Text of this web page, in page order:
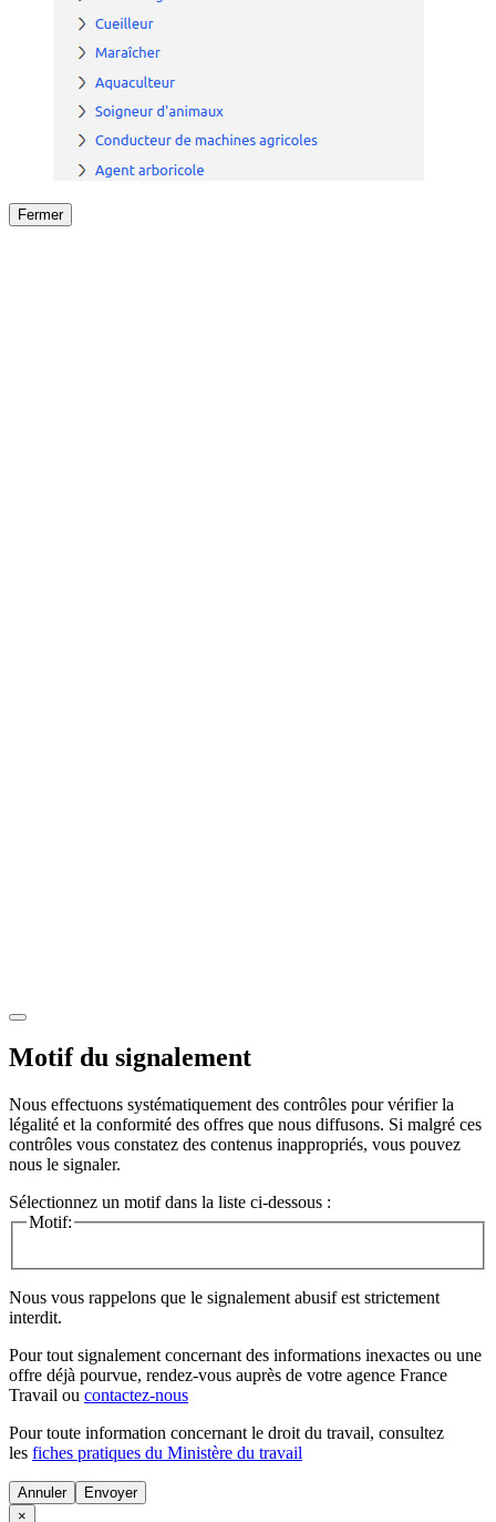
Fermer
Motif du signalement
Nous effectuons systématiquement des contrôles pour vérifier la
légalité et la conformité des offres que nous diffusons. Si malgré ces
contrôles vous constatez des contenus inappropriés, vous pouvez
nous le signaler.
Sélectionnez un motif dans la liste ci-dessous :
Motif:
Nous vous rappelons que le signalement abusif est strictement
interdit.
Pour tout signalement concernant des informations inexactes ou une
offre déjà pourvue, rendez-vous auprès de votre agence France
Travail ou contactez-nous
Pour toute information concernant le droit du travail, consultez
les fiches pratiques du Ministère du travail
Annuler
×